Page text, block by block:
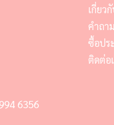
6356
เกี่ยว
คำถา
ซื้อปร
ติดต่อ